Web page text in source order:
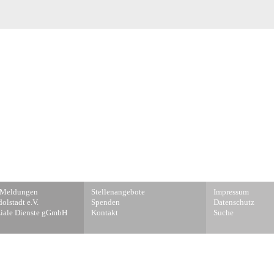
e.V.
Dienste gGmbH
Navigation
überspringen
Stellenangebote
Spenden
Kontakt
Navigation
überspringen
Impressum
Datenschutz
Suche